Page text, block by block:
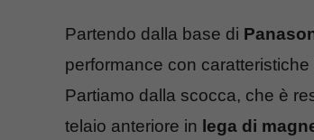
Partendo dalla base di
performance con
Partiamo dalla scocca, che è
telaio anteriore in lega di